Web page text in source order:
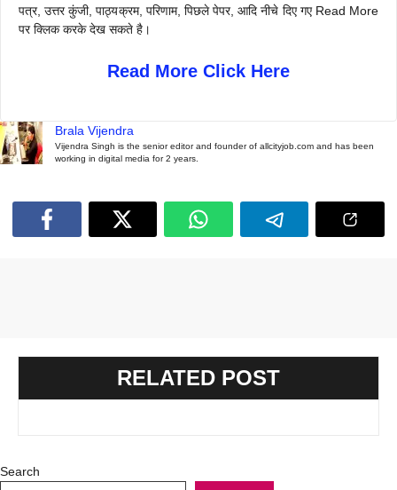
पत्र, उत्तर कुंजी, पाठ्यक्रम, परिणाम, पिछले पेपर, आदि नीचे दिए गए Read More
पर क्लिक करके देख सकते है।
Read More Click Here
Brala Vijendra
Vijendra Singh is the senior editor and founder of allcityjob.com and has been
working in digital media for 2 years.
RELATED POST
Search